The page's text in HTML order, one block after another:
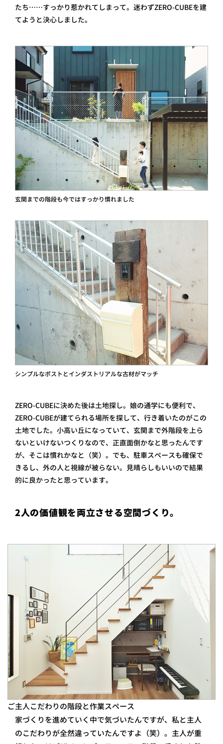
たち……すっかり惹かれてしまって。迷わずZERO-CUBEを建
てようと決心しました。
玄関までの階段も今ではすっかり慣れました
シンプルなポストとインダストリアルな古材がマッチ
ZERO-CUBEに決めた後は土地探し。娘の通学にも便利で、
ZERO-CUBEが建てられる場所を探して、行き着いたのがこの
土地でした。小高い丘になっていて、玄関まで外階段を上ら
ないといけないつくりなので、正直面倒かなと思ったんです
が、そこは慣れかなと（笑）。でも、駐車スペースも確保で
きるし、外の人と視線が被らない。見晴らしもいいので結果
的に良かったと思っています。
2人の価値観を両立させる空間づくり。
ご主人こだわりの階段と作業スペース
家づくりを進めていく中で気づいたんですが、私と主人
のこだわりが全然違っていたんですよ（笑）。主人が重